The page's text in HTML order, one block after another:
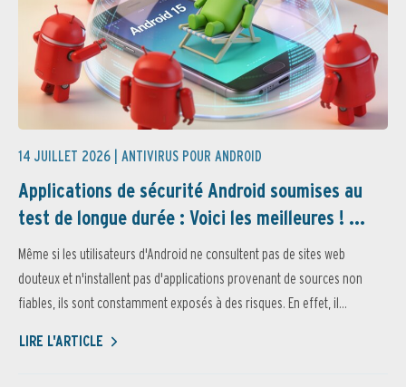
14 JUILLET 2026 | ANTIVIRUS POUR ANDROID
Applications de sécurité Android soumises au
test de longue durée : Voici les meilleures ! ...
Même si les utilisateurs d'Android ne consultent pas de sites web
douteux et n'installent pas d'applications provenant de sources non
fiables, ils sont constamment exposés à des risques. En effet, il...
LIRE L'ARTICLE